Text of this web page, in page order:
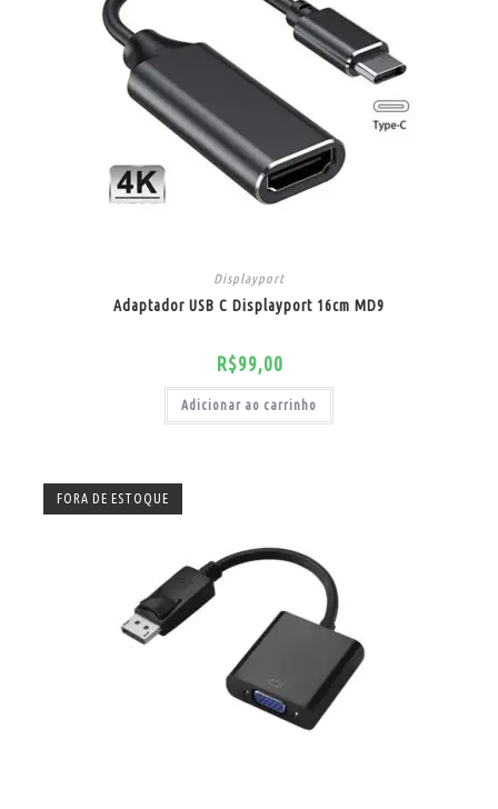
Displayport
Adaptador USB C Displayport 16cm MD9
R$99,00
Adicionar ao carrinho
FORA DE ESTOQUE